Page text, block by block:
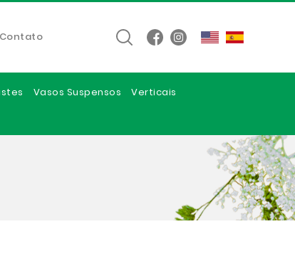
Contato
Vasos Suspensos
Verticais